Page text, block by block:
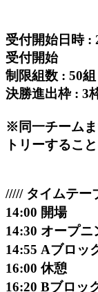
受付開始日時 :
受付開始
制限組数 : 50組
決勝進出枠 : 3
※同一チーム
トリーするこ
///// タイムテ
14:00 開場
14:30 オープ
14:55 Aブロッ
16:00 休憩
16:20 Bブロッ